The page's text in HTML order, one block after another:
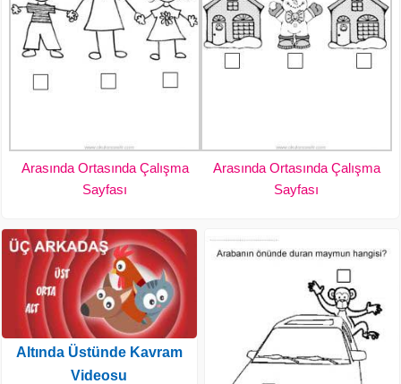
Arasında Ortasında Çalışma
Sayfası
Arasında Ortasında Çalışma
Sayfası
Altında Üstünde Kavram
Videosu